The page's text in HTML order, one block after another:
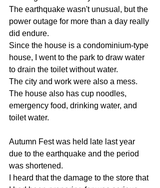
The earthquake wasn't unusual, but the
power outage for more than a day really
did endure.
Since the house is a condominium-type
house, I went to the park to draw water
to drain the toilet without water.
The city and work were also a mess.
The house also has cup noodles,
emergency food, drinking water, and
toilet water.
Autumn Fest was held late last year
due to the earthquake and the period
was shortened.
I heard that the damage to the store that